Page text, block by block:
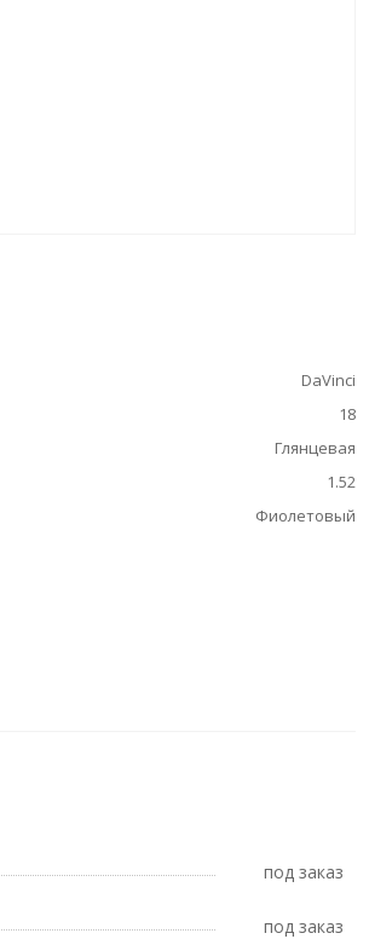
DaVinci
18
Глянцевая
1.52
Фиолетовый
Под заказ
Под заказ